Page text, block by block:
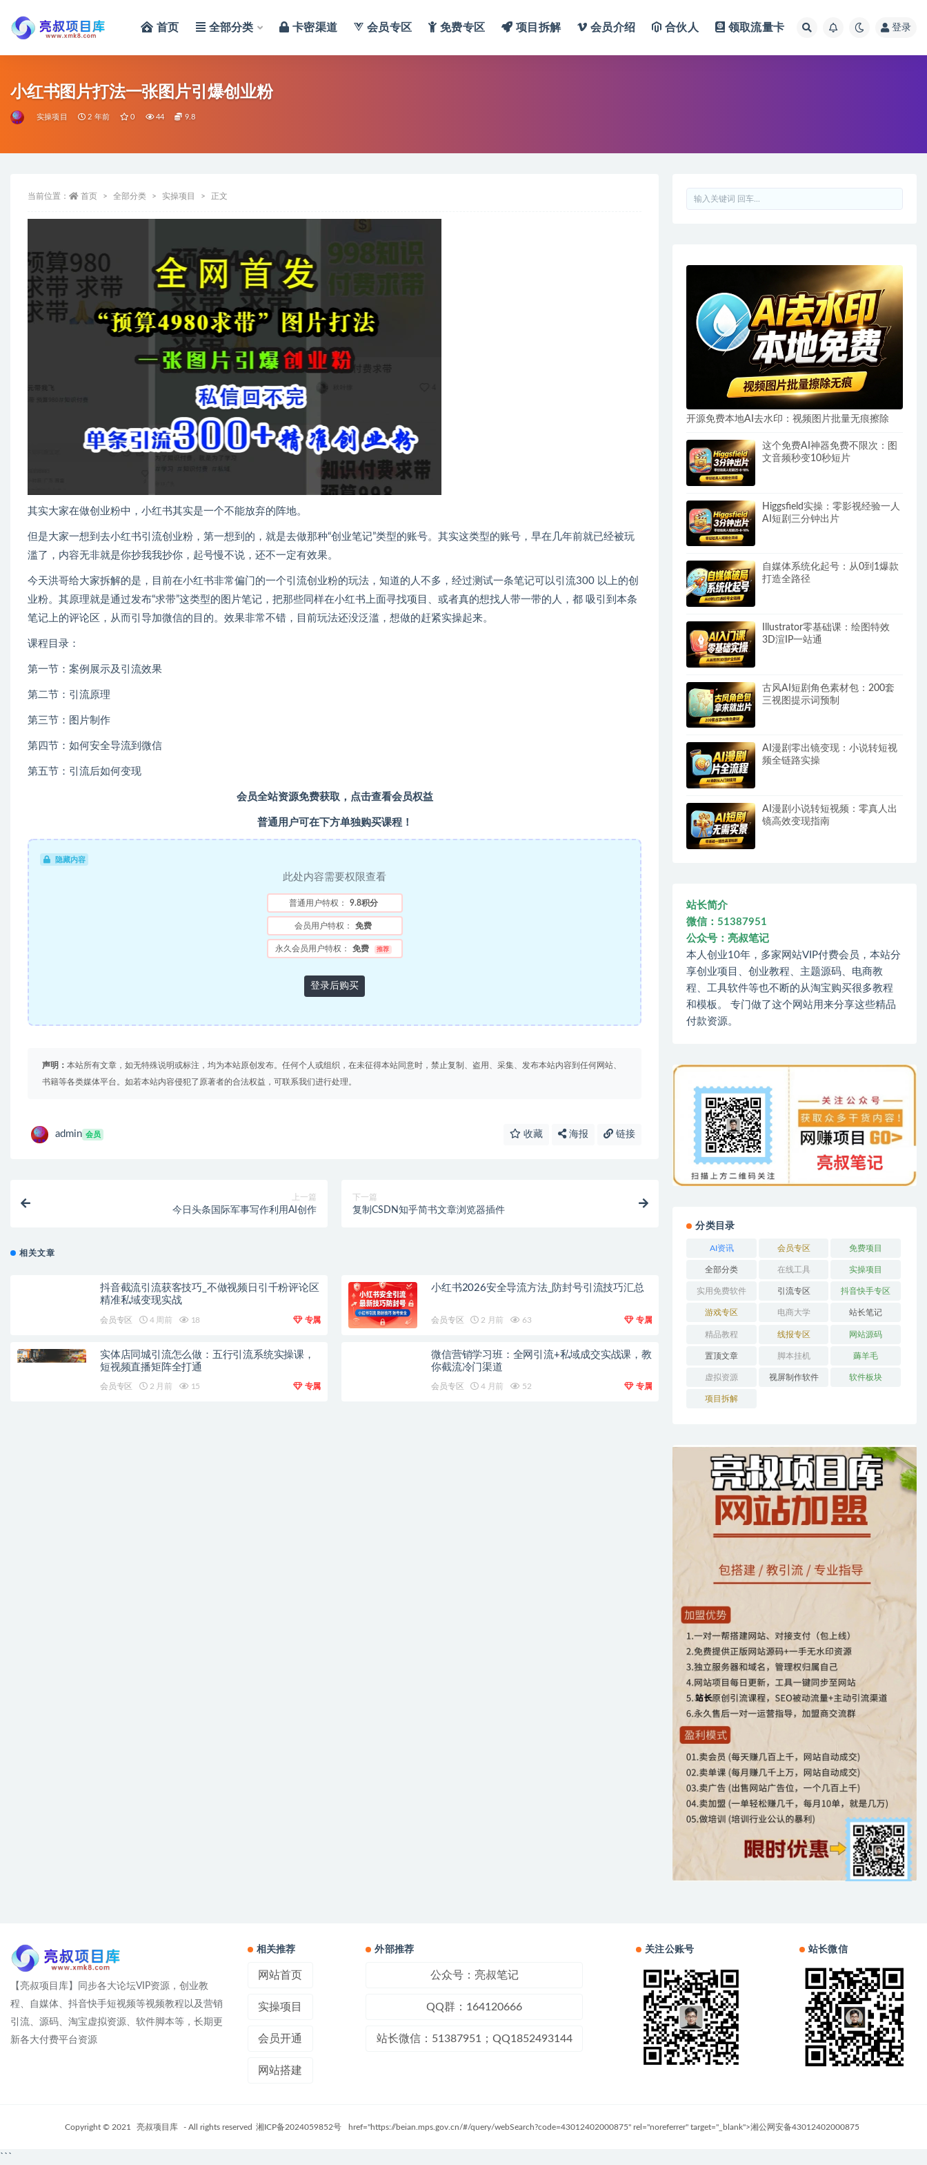
首页 全部分类 卡密渠道 会员专区 免费专区 项目拆解 会员介绍 合伙人 领取流量卡 登录
小红书图片打法一张图片引爆创业粉
实操项目 2 年前 0 44 9.8
当前位置： 首页 全部分类 实操项目 正文
其实大家在做创业粉中，小红书其实是一个不能放弃的阵地。
但是大家一想到去小红书引流创业粉，第一想到的，就是去做那种“创业笔记”类型的账号。其实这类型的账号，早在几年前就已经被玩
滥了，内容无非就是你抄我我抄你，起号慢不说，还不一定有效果。
今天洪哥给大家拆解的是，目前在小红书非常偏门的一个引流创业粉的玩法，知道的人不多，经过测试一条笔记可以引流300 以上的创
业粉。其原理就是通过发布“求带”这类型的图片笔记，把那些同样在小红书上面寻找项目、或者真的想找人带一带的人，都 吸引到本条
笔记上的评论区，从而引导加微信的目的。效果非常不错，目前玩法还没泛滥，想做的赶紧实操起来。
课程目录：
第一节：案例展示及引流效果
第二节：引流原理
第三节：图片制作
第四节：如何安全导流到微信
第五节：引流后如何变现
会员全站资源免费获取，点击查看会员权益
普通用户可在下方单独购买课程！
隐藏内容
此处内容需要权限查看
普通用户特权： 9.8积分
会员用户特权： 免费
永久会员用户特权： 免费 推荐
登录后购买
声明： 本站所有文章，如无特殊说明或标注，均为本站原创发布。任何个人或组织，在未征得本站同意时，禁止复制、盗用、采集、发布本站内容到任何网站、
书籍等各类媒体平台。如若本站内容侵犯了原著者的合法权益，可联系我们进行处理。
admin 会员 收藏 海报 链接
上一篇
今日头条国际军事写作利用AI创作
下一篇
复制CSDN知乎简书文章浏览器插件
相关文章
抖音截流引流获客技巧_不做视频日引千粉评论区
精准私域变现实战
会员专区 4 周前 18 专属
小红书2026安全导流方法_防封号引流技巧汇总
会员专区 2 月前 63 专属
实体店同城引流怎么做：五行引流系统实操课，
短视频直播矩阵全打通
会员专区 2 月前 15 专属
微信营销学习班：全网引流+私域成交实战课，教
你截流冷门渠道
会员专区 4 月前 52 专属
开源免费本地AI去水印：视频图片批量无痕擦除
这个免费AI神器免费不限次：图
文音频秒变10秒短片
Higgsfield实操：零影视经验一人
AI短剧三分钟出片
自媒体系统化起号：从0到1爆款
打造全路径
Illustrator零基础课：绘图特效
3D渲IP一站通
古风AI短剧角色素材包：200套
三视图提示词预制
AI漫剧零出镜变现：小说转短视
频全链路实操
AI漫剧小说转短视频：零真人出
镜高效变现指南
站长简介
微信：51387951
公众号：亮叔笔记
本人创业10年，多家网站VIP付费会员，本站分
享创业项目、创业教程、主题源码、电商教
程、工具软件等也不断的从淘宝购买很多教程
和模板。 专门做了这个网站用来分享这些精品
付款资源。
分类目录
AI资讯 会员专区 免费项目
全部分类 在线工具 实操项目
实用免费软件 引流专区 抖音快手专区
游戏专区 电商大学 站长笔记
精品教程 线报专区 网站源码
置顶文章 脚本挂机 薅羊毛
虚拟资源 视屏制作软件 软件板块
项目拆解
【亮叔项目库】同步各大论坛VIP资源，创业教
程、自媒体、抖音快手短视频等视频教程以及营销
引流、源码、淘宝虚拟资源、软件脚本等，长期更
新各大付费平台资源
相关推荐
网站首页
实操项目
会员开通
网站搭建
外部推荐
公众号：亮叔笔记
QQ群：164120666
站长微信：51387951；QQ1852493144
关注公账号 站长微信
Copyright © 2021 亮叔项目库 - All rights reserved 湘ICP备2024059852号 href="https://beian.mps.gov.cn/#/query/webSearch?code=43012402000875" rel="noreferrer" target="_blank">湘公网安备43012402000875
```